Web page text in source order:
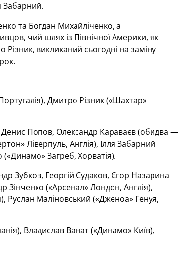
Забарний.
та Богдан Михайліченко, а
чий шлях із Північної Америки, як
викликаний сьогодні на заміну
Дмитро Різник («Шахтар»
Попов, Олександр Караваєв (обидва —
Ліверпуль, Англія), Ілля Забарний
Загреб, Хорватія).
Зубков, Георгій Судаков, Єгор Назарина
Зінченко («Арсенал» Лондон, Англія),
Руслан Маліновський («Дженоа» Генуя,
Владислав Ванат («Динамо» Київ),